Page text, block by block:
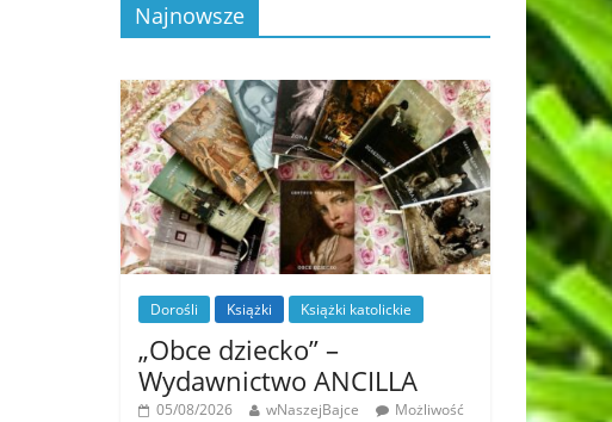
Najnowsze
Dorośli Książki Książki katolickie
„Obce dziecko” –
Wydawnictwo ANCILLA
05/08/2026 wNaszejBajce
Możliwość